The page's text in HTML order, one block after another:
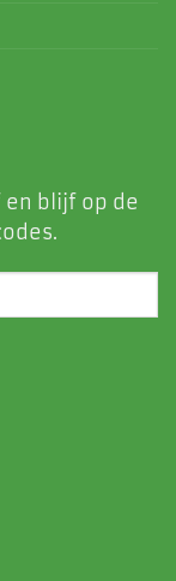
blijf op de